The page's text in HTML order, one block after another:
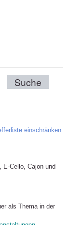
einschränken
E-Cello, Cajon und
als Thema in der